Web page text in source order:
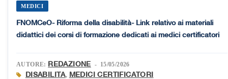
MEDICI
FNOMCeO- Riforma della disabilità- Link relativo ai materiali
didattici dei corsi di formazione dedicati ai medici certificatori
AUTORE: REDAZIONE - 15/05/2026
DISABILITA, MEDICI CERTIFICATORI